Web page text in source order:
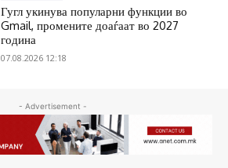
Гугл укинува популарни функции во
Gmail, промените доаѓаат во 2027
година
07.08.2026 12:18
- Advertisement -